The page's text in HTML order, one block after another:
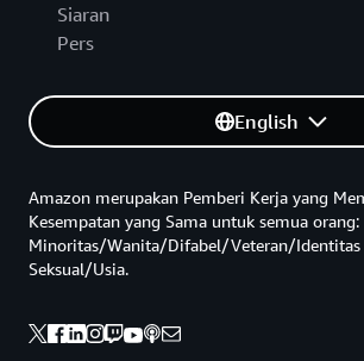
Siaran
Pers
English
Amazon merupakan Pemberi Kerja yang
Kesempatan yang Sama untuk semua orang:
Minoritas/Wanita/Difabel/Veteran/Identitas
Seksual/Usia.